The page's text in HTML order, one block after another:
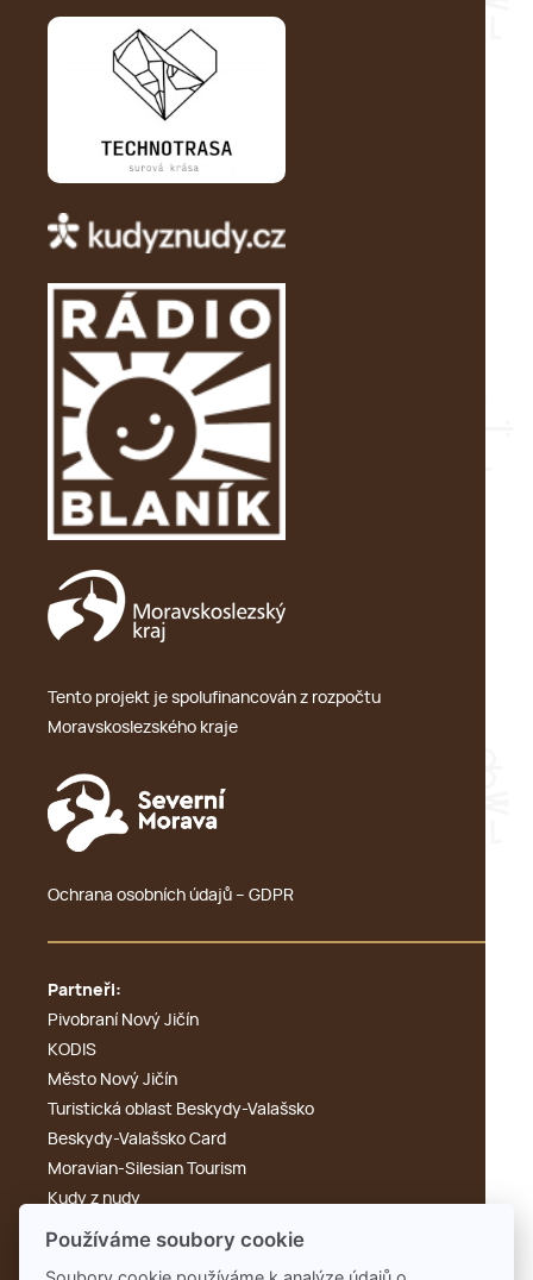
Tento projekt je spolufinancován z rozpočtu
Moravskoslezského kraje
Ochrana osobních údajů – GDPR
Partneři:
Pivobraní Nový Jičín
KODIS
Město Nový Jičín
Turistická oblast Beskydy-Valašsko
Beskydy-Valašsko Card
Moravian-Silesian Tourism
Kudy z nudy
Výletník
Používáme soubory cookie